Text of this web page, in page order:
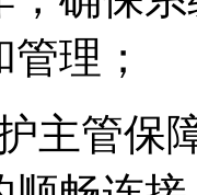
理；
主管保